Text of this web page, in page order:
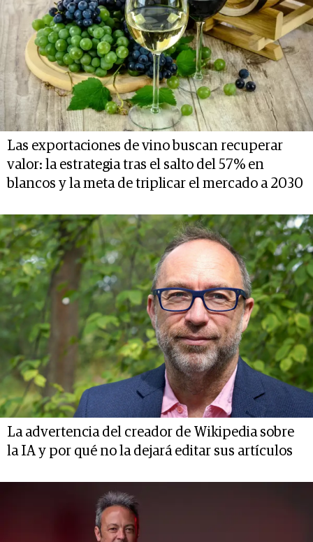
Las exportaciones de vino buscan recuperar
valor: la estrategia tras el salto del 57% en
blancos y la meta de triplicar el mercado a 2030
La advertencia del creador de Wikipedia sobre
la IA y por qué no la dejará editar sus artículos